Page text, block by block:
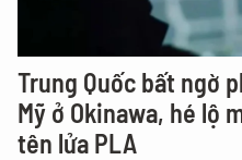
Trung Quốc bất ngờ
Mỹ ở Okinawa, hé lộ
tên lửa PLA